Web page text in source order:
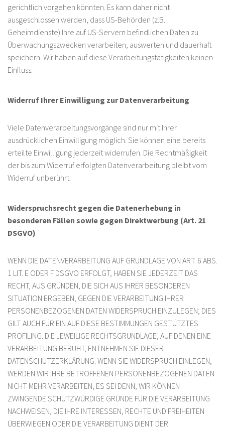
gerichtlich vorgehen könnten. Es kann daher nicht
ausgeschlossen werden, dass US-Behörden (z.B.
Geheimdienste) Ihre auf US-Servern befindlichen Daten zu
Überwachungszwecken verarbeiten, auswerten und dauerhaft
speichern. Wir haben auf diese Verarbeitungstätigkeiten keinen
Einfluss.
Widerruf Ihrer Einwilligung zur Datenverarbeitung
Viele Datenverarbeitungsvorgänge sind nur mit Ihrer
ausdrücklichen Einwilligung möglich. Sie können eine bereits
erteilte Einwilligung jederzeit widerrufen. Die Rechtmäßigkeit
der bis zum Widerruf erfolgten Datenverarbeitung bleibt vom
Widerruf unberührt.
Widerspruchsrecht gegen die Datenerhebung in
besonderen Fällen sowie gegen Direktwerbung (Art. 21
DSGVO)
WENN DIE DATENVERARBEITUNG AUF GRUNDLAGE VON ART. 6 ABS.
1 LIT. E ODER F DSGVO ERFOLGT, HABEN SIE JEDERZEIT DAS
RECHT, AUS GRÜNDEN, DIE SICH AUS IHRER BESONDEREN
SITUATION ERGEBEN, GEGEN DIE VERARBEITUNG IHRER
PERSONENBEZOGENEN DATEN WIDERSPRUCH EINZULEGEN; DIES
GILT AUCH FÜR EIN AUF DIESE BESTIMMUNGEN GESTÜTZTES
PROFILING. DIE JEWEILIGE RECHTSGRUNDLAGE, AUF DENEN EINE
VERARBEITUNG BERUHT, ENTNEHMEN SIE DIESER
DATENSCHUTZERKLÄRUNG. WENN SIE WIDERSPRUCH EINLEGEN,
WERDEN WIR IHRE BETROFFENEN PERSONENBEZOGENEN DATEN
NICHT MEHR VERARBEITEN, ES SEI DENN, WIR KÖNNEN
ZWINGENDE SCHUTZWÜRDIGE GRÜNDE FÜR DIE VERARBEITUNG
NACHWEISEN, DIE IHRE INTERESSEN, RECHTE UND FREIHEITEN
ÜBERWIEGEN ODER DIE VERARBEITUNG DIENT DER